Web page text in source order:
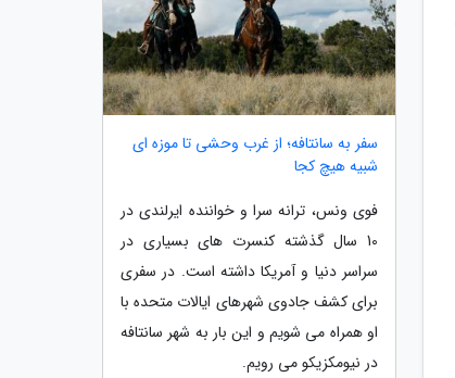
سفر به سانتافه؛ از غرب وحشی تا موزه ای
شبیه هیچ کجا
فوی ونس، ترانه سرا و خواننده ایرلندی در
10 سال گذشته کنسرت های بسیاری در
سراسر دنیا و آمریکا داشته است. در سفری
برای کشف جادوی شهرهای ایالات متحده با
او همراه می شویم و این بار به شهر سانتافه
در نیومکزیکو می رویم.